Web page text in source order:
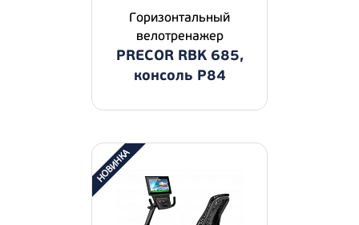
Горизонтальный
велотренажер
PRECOR RBK 685,
консоль P84